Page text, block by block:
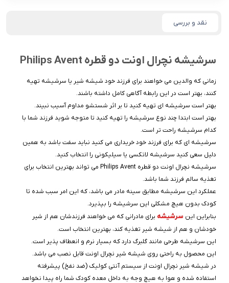
نقد و بررسی
سرشیشه نچرال اونت دو قطره Philips Avent
زمانی که والدین می خواهند برای فرزند خود شیشه شیر یا سرشیشه تهیه
کنند، بهتر است در این رابطه آگاهی کامل داشته باشند.
بهتر است سرشیشه ای تهیه کنید تا بر اثر شستشو مداوم آسیب نبیند.
بهتر است ابتدا چند نوع سرشیشه را تهیه کنید تا متوجه شوید فرزند شما با
کدام سرشیشه راحت تر است.
سرشیشه ای که برای فرزند خود خریداری می کنید نباید سفت باشد به همین
دلیل سعی کنید سرشیشه لاتکسی یا سیلیکونی را انتخاب کنید.
سرشیشه نچرال اونت دو قطره Philips Avent می تواند بهترین انتخاب برای
تغذیه سالم فرزند شما باشد.
عملکرد این سرشیشه مطابق سینه مادر می باشد، که این امر سبب شده تا
کودک بدون هیچ مشکلی این سرشیشه را بپذیرد.
بنابراین این سرشیشه برای مادرانی که می خواهند فرزندشان هم از شیر
خودشان و هم از شیشه شیر تغذیه کند، بهترین انتخاب است.
این سرشیشه طرحی مانند گلبرگ دارد که بسیار نرم و انعطاف پذیر است.
این محصول به راحتی روی شیشه شیر نچرال اونت قابل نصب می باشد.
در شیشه شیر نچرال اونت از سیستم آنتی کولیک (ضد نفخ) پیشرفته
استفاده شده و هوا به هیچ وجه به داخل معده کودک شما راه پیدا نخواهد